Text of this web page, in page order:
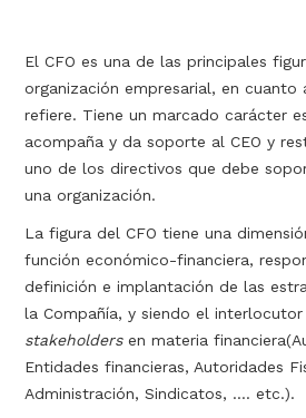
El CFO es una de las principales
organización empresarial, en cuanto
refiere. Tiene un marcado carácter
acompaña y da soporte al CEO y
uno de los directivos que debe
una organización.
La figura del CFO tiene una
función económico-financiera,
definición e implantación de las
la Compañía, y siendo el
stakeholdersen materia
Entidades financieras, Autoridades
Administración, Sindicatos, …. etc.).